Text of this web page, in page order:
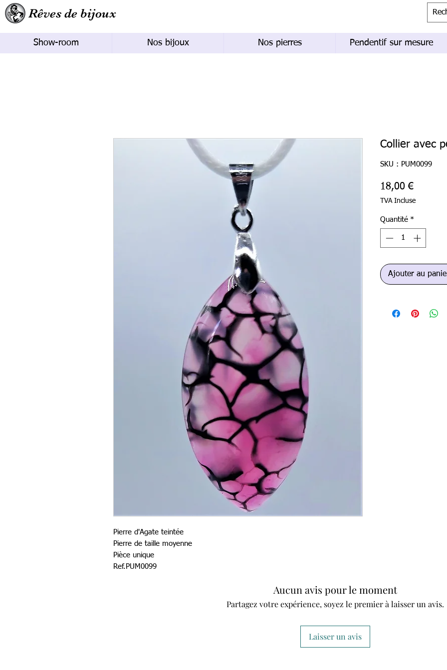
Rêves de bijoux
Show-room Nos bijoux Nos pierres Pendentif sur mesure
Pierre d'Agate teintée
Pierre de taille moyenne
Pièce unique
Ref.PUM0099
Collier avec
SKU : PUM0099
18,00 €Prix
TVA Incluse
Quantité *
Ajouter au
Aucun avis pour le moment
Partagez votre expérience, soyez le premier à laisser un avis.
Laisser un avis